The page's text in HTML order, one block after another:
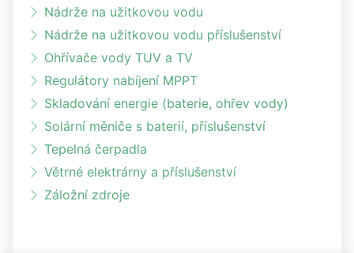
Nádrže na užitkovou vodu
Nádrže na užitkovou vodu příslušenství
Ohřívače vody TUV a TV
Regulátory nabíjení MPPT
Skladování energie (baterie, ohřev vody)
Solární měniče s baterií, příslušenství
Tepelná čerpadla
Větrné elektrárny a příslušenství
Záložní zdroje